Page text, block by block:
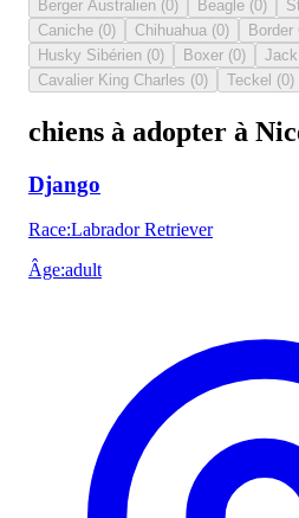
Berger Australien (0) Beagle (0)
Caniche (0) Chihuahua (0) Border
Husky Sibérien (0) Boxer (0)
Cavalier King Charles (0) Teckel (0)
chiens à adopter à
Django
Race:Labrador Retriever
Âge:adult